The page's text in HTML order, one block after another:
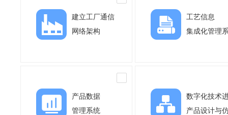
建立工厂通信
网络架构
工艺信息
集成化管理
产品数据
管理系统
数字化技术
产品设计与